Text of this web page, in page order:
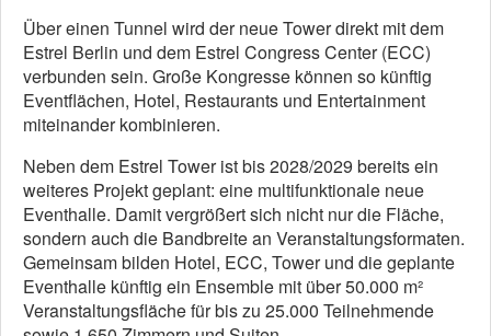
Über einen Tunnel wird der neue Tower direkt mit dem
Estrel Berlin und dem Estrel Congress Center (ECC)
verbunden sein. Große Kongresse können so künftig
Eventflächen, Hotel, Restaurants und Entertainment
miteinander kombinieren.
Neben dem Estrel Tower ist bis 2028/2029 bereits ein
weiteres Projekt geplant: eine multifunktionale neue
Eventhalle. Damit vergrößert sich nicht nur die Fläche,
sondern auch die Bandbreite an Veranstaltungsformaten.
Gemeinsam bilden Hotel, ECC, Tower und die geplante
Eventhalle künftig ein Ensemble mit über 50.000 m²
Veranstaltungsfläche für bis zu 25.000 Teilnehmende